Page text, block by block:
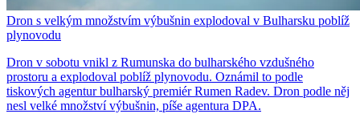
Dron s velkým množstvím výbušnin explodoval v Bulharsku poblíž
plynovodu
Dron v sobotu vnikl z Rumunska do bulharského vzdušného
prostoru a explodoval poblíž plynovodu. Oznámil to podle
tiskových agentur bulharský premiér Rumen Radev. Dron podle něj
nesl velké množství výbušnin, píše agentura DPA.